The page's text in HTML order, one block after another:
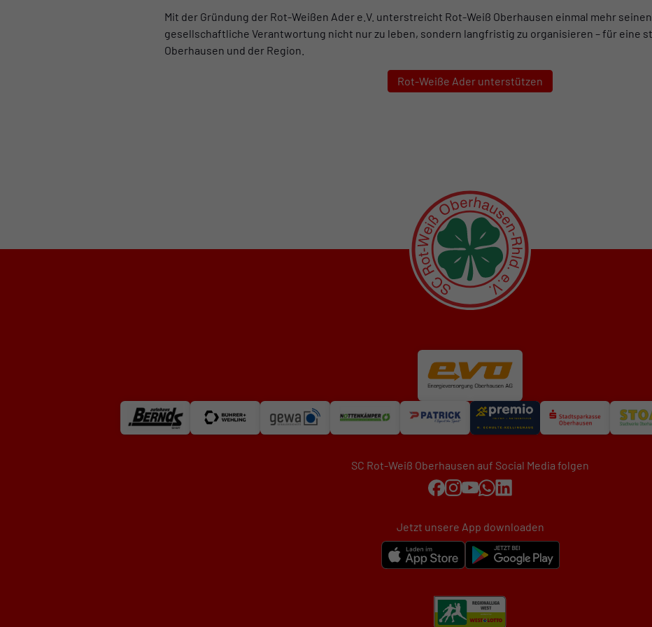
Mit der Gründung der Rot-Weißen Ader e.V. unterstreicht Rot-Weiß Oberhausen einmal mehr
gesellschaftliche Verantwortung nicht nur zu leben, sondern langfristig zu organisieren – für eine
Oberhausen und der Region.
Rot-Weiße Ader unterstützen
SC Rot-Weiß Oberhausen auf Social Media folgen
Jetzt unsere App downloaden